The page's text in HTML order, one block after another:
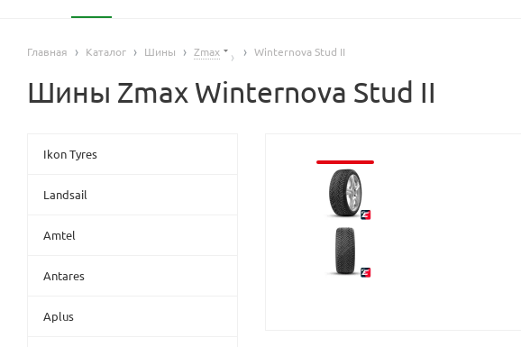
Главная Каталог Шины Zmax Winternova Stud II
Шины Zmax Winternova Stud II
Ikon Tyres
Landsail
Amtel
Antares
Aplus